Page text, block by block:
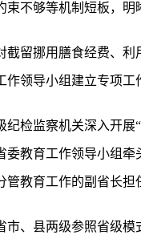
束不够等机制短板，明
截留挪用膳食经费、利
作领导小组建立专项工
纪检监察机关深入开展
委教育工作领导小组
管教育工作的副省长担
市、县两级参照省级模